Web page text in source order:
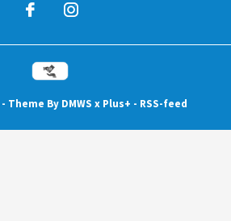
- Theme By DMWS x Plus+ - RSS-feed